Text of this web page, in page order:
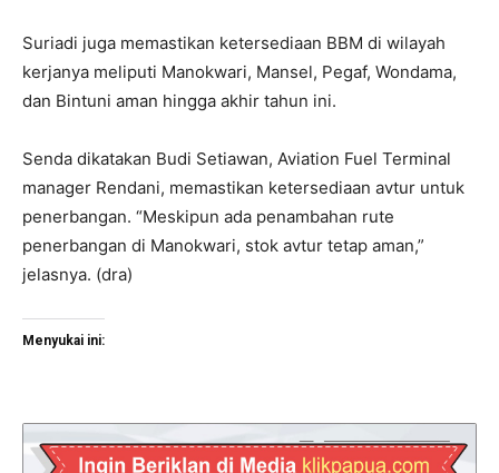
Suriadi juga memastikan ketersediaan BBM di wilayah
kerjanya meliputi Manokwari, Mansel, Pegaf, Wondama,
dan Bintuni aman hingga akhir tahun ini.
Senda dikatakan Budi Setiawan, Aviation Fuel Terminal
manager Rendani, memastikan ketersediaan avtur untuk
penerbangan. “Meskipun ada penambahan rute
penerbangan di Manokwari, stok avtur tetap aman,”
jelasnya. (dra)
Menyukai ini: